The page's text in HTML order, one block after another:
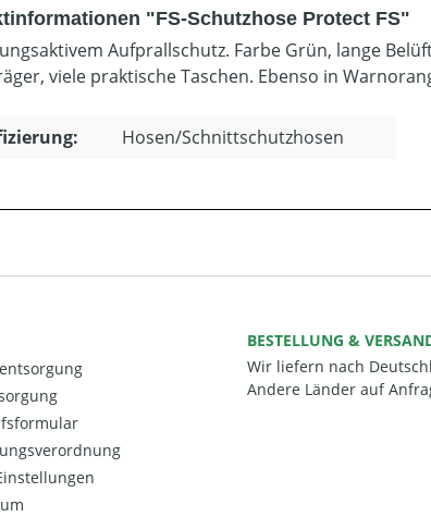
"FS-Schutzhose Protect FS"
Aufprallschutz. Farbe Grün, lange
viele praktische Taschen. Ebenso in
Hosen/Schnittschutzhosen
BESTELLUNG &
Wir liefern nach
Andere Länder auf